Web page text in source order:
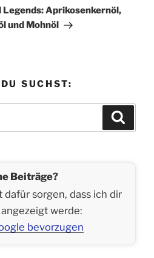
Legends: Aprikosenkernöl,
und Mohnöl
SUCHST:
Beiträge?
dafür sorgen, dass ich dir
werde:
bevorzugen